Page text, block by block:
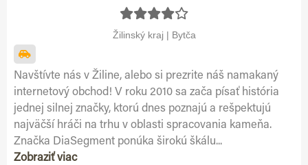
Žilinský kraj | Bytča
Navštívte nás v Žiline, alebo si prezrite náš namakaný
internetový obchod! V roku 2010 sa zača písať história
jednej silnej značky, ktorú dnes poznajú a rešpektujú
najväčší hráči na trhu v oblasti spracovania kameňa.
Značka DiaSegment ponúka širokú škálu...
Zobraziť viac